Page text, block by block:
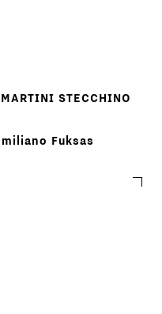
STECCHINO
Fuksas